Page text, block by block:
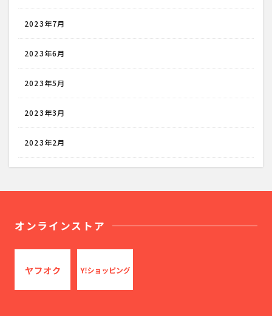
2023年7月
2023年6月
2023年5月
2023年3月
2023年2月
オンラインストア